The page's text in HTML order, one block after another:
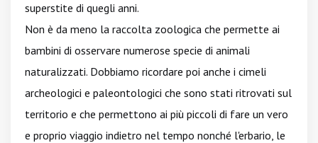
superstite di quegli anni.
Non è da meno la raccolta zoologica che permette ai
bambini di osservare numerose specie di animali
naturalizzati. Dobbiamo ricordare poi anche i cimeli
archeologici e paleontologici che sono stati ritrovati sul
territorio e che permettono ai più piccoli di fare un vero
e proprio viaggio indietro nel tempo nonché l'erbario, le